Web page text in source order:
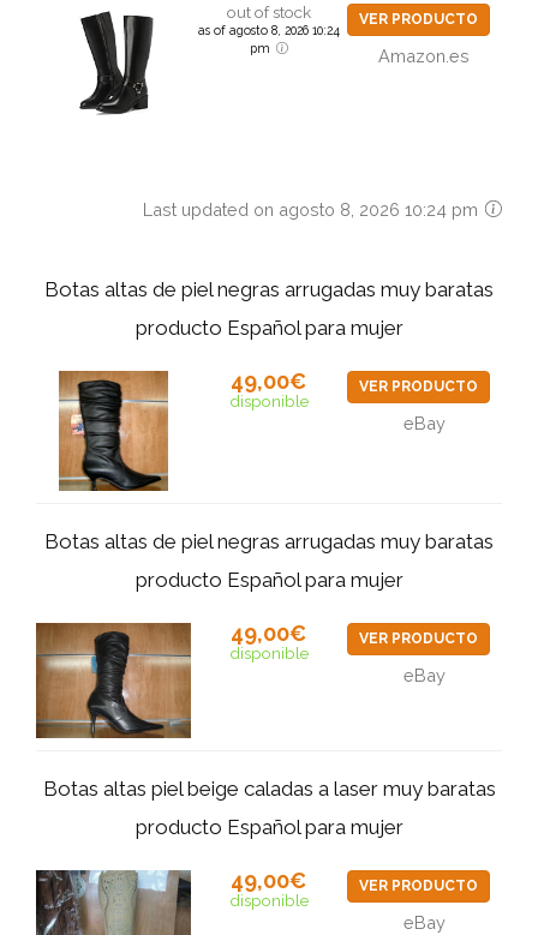
out of stock
as of agosto 8, 2026 10:24
pm
VER PRODUCTO
Amazon.es
Last updated on agosto 8, 2026 10:24 pm
Botas altas de piel negras arrugadas muy baratas
producto Español para mujer
49,00€
disponible
VER PRODUCTO
eBay
Botas altas de piel negras arrugadas muy baratas
producto Español para mujer
49,00€
disponible
VER PRODUCTO
eBay
Botas altas piel beige caladas a laser muy baratas
producto Español para mujer
49,00€
disponible
VER PRODUCTO
eBay